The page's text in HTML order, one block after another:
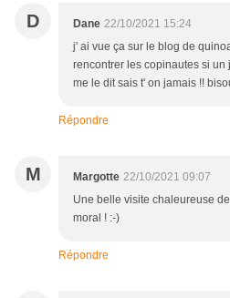
D Dane 22/10/2021 15:24
j' ai vue ça sur le blog de
rencontrer les copinautes si
me le dit sais t' on jamais !!
Répondre
M Margotte 22/10/2021 09:07
Une belle visite chaleureuse
moral ! :-)
Répondre